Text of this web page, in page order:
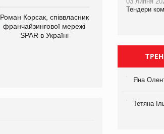
Роман Корсак, співвласник
франчайзингової мережі
SPAR в Україні
Тендери
Яна
Тетяна